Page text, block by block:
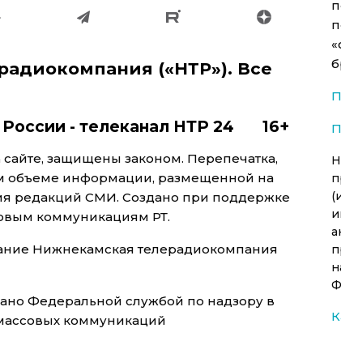
(«НТР»). Все
России - телеканал НТР 24 16+
защищены законом. Перепечатка,
объеме информации, размещенной на
редакций СМИ. Создано при поддержке
коммуникациям РТ.
Нижнекамская телерадиокомпания
Федеральной службой по надзору в
коммуникаций